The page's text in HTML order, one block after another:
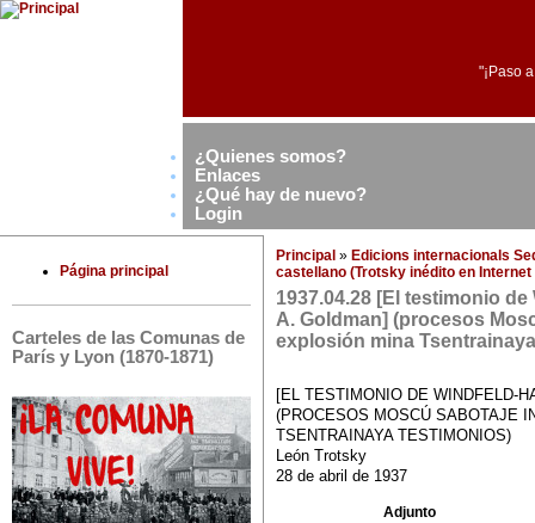
"¡Paso
¿Quienes somos?
Enlaces
¿Qué hay de nuevo?
Login
Página principal
Carteles de las Comunas de
París y Lyon (1870-1871)
Principal » Edicions internacionals
castellano (Trotsky inédito en
1937.04.28 [El testimonio
A. Goldman] (procesos
explosión mina
[EL TESTIMONIO DE WINDFELD-
(PROCESOS MOSCÚ SABOTAJE
TSENTRAINAYA TESTIMONIOS)
León Trotsky
28 de abril de 1937
Adjunto